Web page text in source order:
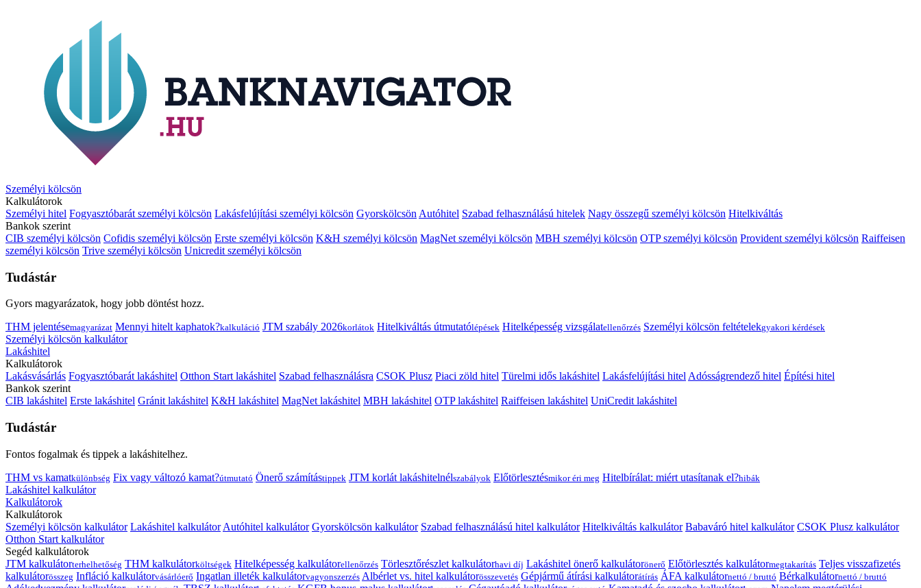
Személyi kölcsön
Kalkulátorok
Személyi hitel Fogyasztóbarát személyi kölcsön Lakásfelújítási személyi kölcsön Gyorskölcsön Autóhitel Szabad felhasználású hitelek Nagy összegű személyi kölcsön Hitelkiváltás
Bankok szerint
CIB személyi kölcsön Cofidis személyi kölcsön Erste személyi kölcsön K&H személyi kölcsön MagNet személyi kölcsön MBH személyi kölcsön OTP személyi kölcsön Provident személyi kölcsön Raiffeisen
személyi kölcsön Trive személyi kölcsön Unicredit személyi kölcsön
Tudástár
Gyors magyarázatok, hogy jobb döntést hozz.
THM jelentésemagyarázat Mennyi hitelt kaphatok?kalkuláció JTM szabály 2026korlátok Hitelkiváltás útmutatólépések Hitelképesség vizsgálatellenőrzés Személyi kölcsön feltételekgyakori kérdések
Személyi kölcsön kalkulátor
Lakáshitel
Kalkulátorok
Lakásvásárlás Fogyasztóbarát lakáshitel Otthon Start lakáshitel Szabad felhasználásra CSOK Plusz Piaci zöld hitel Türelmi idős lakáshitel Lakásfelújítási hitelAdósságrendező hitel Építési hitel
Bankok szerint
CIB lakáshitel Erste lakáshitel Gránit lakáshitel K&H lakáshitel MagNet lakáshitel MBH lakáshitel OTP lakáshitel Raiffeisen lakáshitel UniCredit lakáshitel
Tudástár
Fontos fogalmak és tippek a lakáshitelhez.
THM vs kamatkülönbség Fix vagy változó kamat?útmutató Önerő számítástippek JTM korlát lakáshitelnélszabályok Előtörlesztésmikor éri meg Hitelbírálat: miért utasítanak el?hibák
Lakáshitel kalkulátor
Kalkulátorok
Kalkulátorok
Személyi kölcsön kalkulátor Lakáshitel kalkulátor Autóhitel kalkulátor Gyorskölcsön kalkulátor Szabad felhasználású hitel kalkulátor Hitelkiváltás kalkulátor Babaváró hitel kalkulátor CSOK Plusz kalkulátor
Otthon Start kalkulátor
Segéd kalkulátorok
JTM kalkulátorterhelhetőség THM kalkulátorköltségek Hitelképesség kalkulátorellenőrzés Törlesztőrészlet kalkulátorhavi díj Lakáshitel önerő kalkulátorönerő Előtörlesztés kalkulátormegtakarítás Teljes visszafizetés
kalkulátorösszeg Infláció kalkulátorvásárlóerő Ingatlan illeték kalkulátorvagyonszerzés Albérlet vs. hitel kalkulátorösszevetés Gépjármű átírási kalkulátorátírás ÁFA kalkulátornettó / bruttó Bérkalkulátornettó / bruttó